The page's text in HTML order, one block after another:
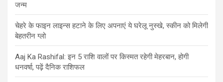
जन्म
चेहरे के फाइन लाइन्स हटाने के लिए अपनाएं ये घरेलू नुस्खे, स्कीन को मिलेगी
बेहतरीन ग्लो
Aaj Ka Rashifal: इन 5 राशि वालों पर किस्मत रहेगी मेहरबान, होगी
धनवर्षा, पढ़ें दैनिक राशिफल